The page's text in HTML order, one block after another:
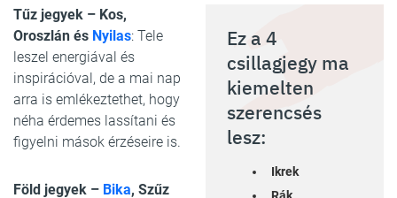
Ez a 4
csillagjegy ma
kiemelten
szerencsés
lesz:
Ikrek
Tűz jegyek – Kos,
Oroszlán és Nyilas: Tele
leszel energiával és
inspirációval, de a mai nap
arra is emlékeztethet, hogy
néha érdemes lassítani és
figyelni mások érzéseire is.
Föld jegyek – Bika, Szűz